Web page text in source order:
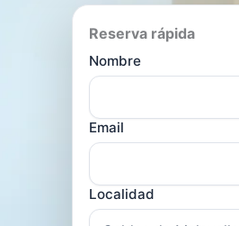
Reserva rápida
Nombre
Email
Localidad